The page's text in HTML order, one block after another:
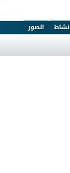
نشاط الصور